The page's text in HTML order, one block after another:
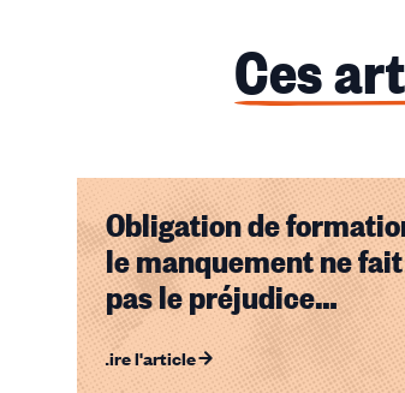
Ces
Obligation de
le manquement ne fait
pas le préjudice…
Lire l'article